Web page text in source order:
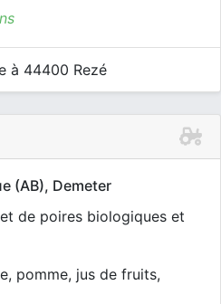
à 44400 Rezé
(AB), Demeter
de poires biologiques et
pomme, jus de fruits,